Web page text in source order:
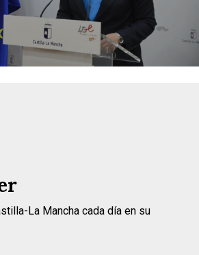
La Mancha cada día en su